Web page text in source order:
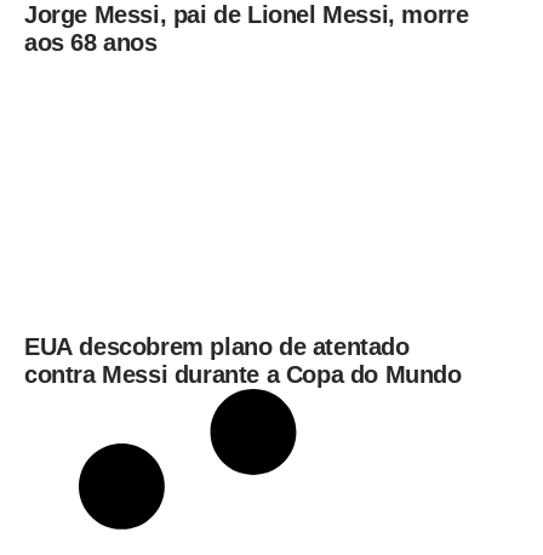
Jorge Messi, pai de Lionel Messi, morre
aos 68 anos
EUA descobrem plano de atentado
contra Messi durante a Copa do Mundo